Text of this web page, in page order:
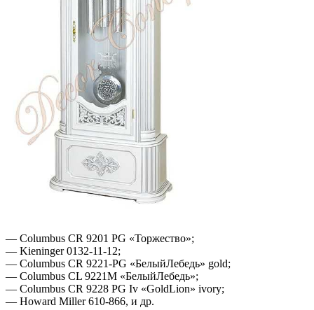
— Columbus CR 9201 PG «Торжество»;
— Kieninger 0132-11-12;
— Columbus CR 9221-PG «БелыйЛебедь» gold;
— Columbus CL 9221M «БелыйЛебедь»;
— Columbus CR 9228 PG Iv «GoldLion» ivory;
— Howard Miller 610-866, и др.